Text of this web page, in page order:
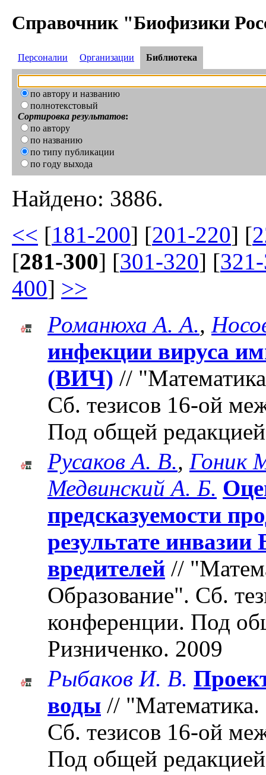
Справочник "Биофизики
Персоналии Организации Библиотека
по автору и названию
полнотекстовый
Сортировка результатов:
по автору
по названию
по типу публикации
по году выхода
Найдено: 3886.
<< [181-200] [201-220] [
[281-300] [301-320] [
400] >>
Романюха А. А.,
инфекции вируса
(ВИЧ) //
Cб. тезисов 16-ой
Под общей
Русаков А. В., Гоник
Медвинский А. Б.
предсказуемости
результате
вредителей //
Образование". Cб.
конференции. Под
Ризниченко. 2009
Рыбаков И. В.
воды //
Cб. тезисов 16-ой
Под общей